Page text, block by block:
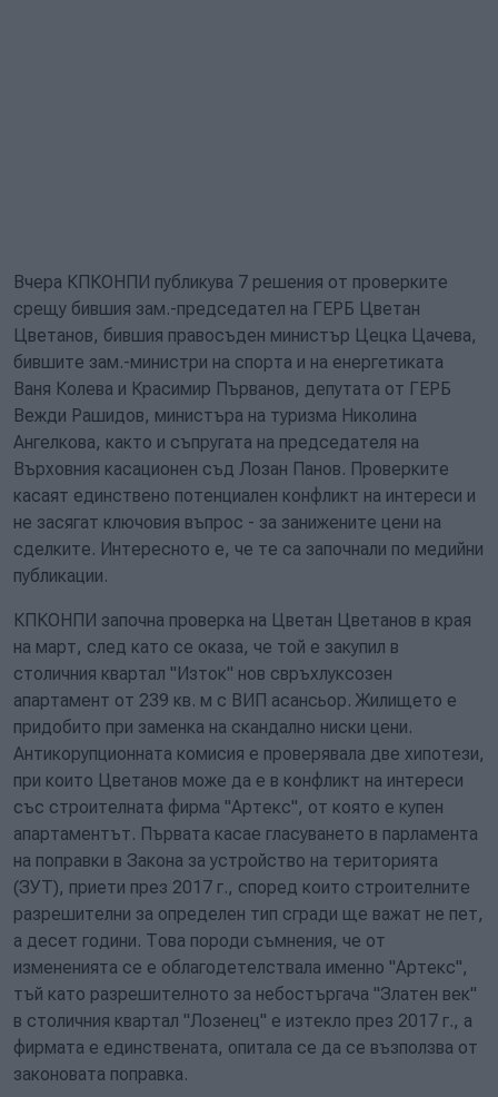
Вчера КПКОНПИ публикува 7 решения от проверките
срещу бившия зам.-председател на ГЕРБ Цветан
Цветанов, бившия правосъден министър Цецка Цачева,
бившите зам.-министри на спорта и на енергетиката
Ваня Колева и Красимир Първанов, депутата от ГЕРБ
Вежди Рашидов, министъра на туризма Николина
Ангелкова, както и съпругата на председателя на
Върховния касационен съд Лозан Панов. Проверките
касаят единствено потенциален конфликт на интереси и
не засягат ключовия въпрос - за занижените цени на
сделките. Интересното е, че те са започнали по медийни
публикации.
КПКОНПИ започна проверка на Цветан Цветанов в края
на март, след като се оказа, че той е закупил в
столичния квартал "Изток" нов свръхлуксозен
апартамент от 239 кв. м с ВИП асансьор. Жилището е
придобито при заменка на скандално ниски цени.
Антикорупционната комисия е проверявала две хипотези,
при които Цветанов може да е в конфликт на интереси
със строителната фирма "Артекс", от която е купен
апартаментът. Първата касае гласуването в парламента
на поправки в Закона за устройство на територията
(ЗУТ), приети през 2017 г., според които строителните
разрешителни за определен тип сгради ще важат не пет,
а десет години. Това породи съмнения, че от
измененията се е облагодетелствала именно "Артекс",
тъй като разрешителното за небостъргача "Златен век"
в столичния квартал "Лозенец" е изтекло през 2017 г., а
фирмата е единствената, опитала се да се възползва от
законовата поправка.